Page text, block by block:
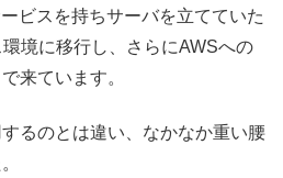
ビスを持ちサーバを立てていた
境に移行し、さらにAWSへの
来ています。
るのとは違い、なかなか重い腰